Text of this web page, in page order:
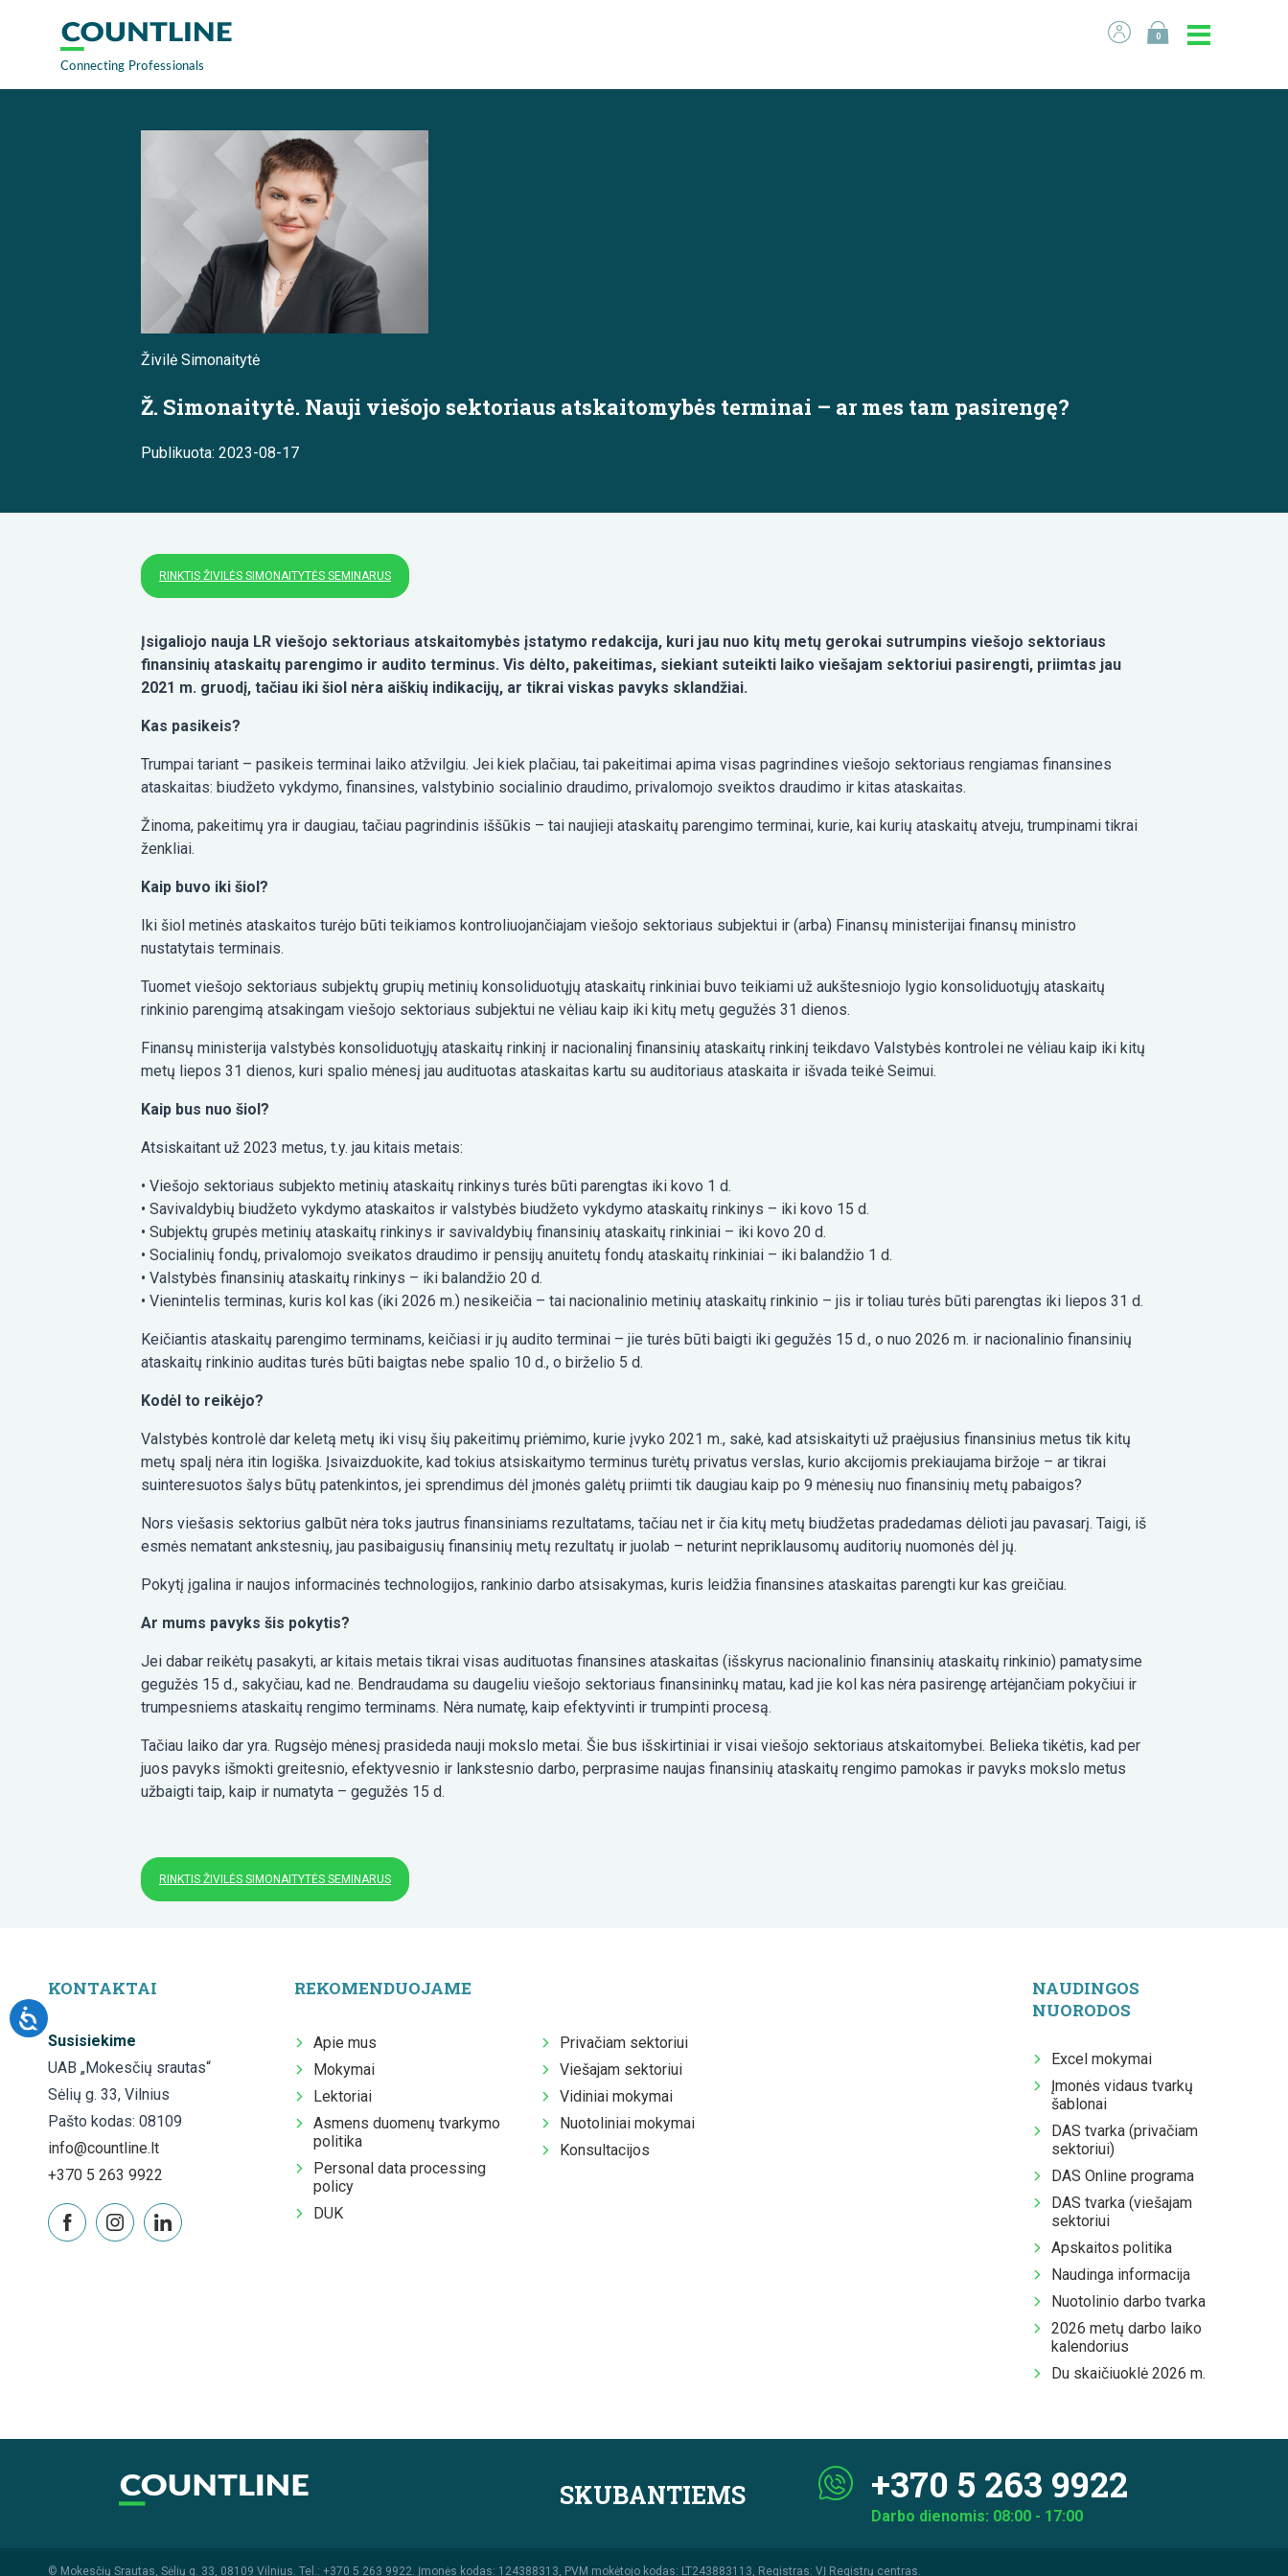
0
Živilė Simonaitytė
Ž. Simonaitytė. Nauji viešojo sektoriaus atskaitomybės terminai – ar mes tam pasirengę?
Publikuota: 2023-08-17
RINKTIS ŽIVILĖS SIMONAITYTĖS SEMINARUS
Įsigaliojo nauja LR viešojo sektoriaus atskaitomybės įstatymo redakcija, kuri jau nuo kitų metų gerokai sutrumpins viešojo sektoriaus
finansinių ataskaitų parengimo ir audito terminus. Vis dėlto, pakeitimas, siekiant suteikti laiko viešajam sektoriui pasirengti, priimtas jau
2021 m. gruodį, tačiau iki šiol nėra aiškių indikacijų, ar tikrai viskas pavyks sklandžiai.
Kas pasikeis?
Trumpai tariant – pasikeis terminai laiko atžvilgiu. Jei kiek plačiau, tai pakeitimai apima visas pagrindines viešojo sektoriaus rengiamas finansines
ataskaitas: biudžeto vykdymo, finansines, valstybinio socialinio draudimo, privalomojo sveiktos draudimo ir kitas ataskaitas.
Žinoma, pakeitimų yra ir daugiau, tačiau pagrindinis iššūkis – tai naujieji ataskaitų parengimo terminai, kurie, kai kurių ataskaitų atveju, trumpinami tikrai
ženkliai.
Kaip buvo iki šiol?
Iki šiol metinės ataskaitos turėjo būti teikiamos kontroliuojančiajam viešojo sektoriaus subjektui ir (arba) Finansų ministerijai finansų ministro
nustatytais terminais.
Tuomet viešojo sektoriaus subjektų grupių metinių konsoliduotųjų ataskaitų rinkiniai buvo teikiami už aukštesniojo lygio konsoliduotųjų ataskaitų
rinkinio parengimą atsakingam viešojo sektoriaus subjektui ne vėliau kaip iki kitų metų gegužės 31 dienos.
Finansų ministerija valstybės konsoliduotųjų ataskaitų rinkinį ir nacionalinį finansinių ataskaitų rinkinį teikdavo Valstybės kontrolei ne vėliau kaip iki kitų
metų liepos 31 dienos, kuri spalio mėnesį jau audituotas ataskaitas kartu su auditoriaus ataskaita ir išvada teikė Seimui.
Kaip bus nuo šiol?
Atsiskaitant už 2023 metus, t.y. jau kitais metais:
• Viešojo sektoriaus subjekto metinių ataskaitų rinkinys turės būti parengtas iki kovo 1 d.
• Savivaldybių biudžeto vykdymo ataskaitos ir valstybės biudžeto vykdymo ataskaitų rinkinys – iki kovo 15 d.
• Subjektų grupės metinių ataskaitų rinkinys ir savivaldybių finansinių ataskaitų rinkiniai – iki kovo 20 d.
• Socialinių fondų, privalomojo sveikatos draudimo ir pensijų anuitetų fondų ataskaitų rinkiniai – iki balandžio 1 d.
• Valstybės finansinių ataskaitų rinkinys – iki balandžio 20 d.
• Vienintelis terminas, kuris kol kas (iki 2026 m.) nesikeičia – tai nacionalinio metinių ataskaitų rinkinio – jis ir toliau turės būti parengtas iki liepos 31 d.
Keičiantis ataskaitų parengimo terminams, keičiasi ir jų audito terminai – jie turės būti baigti iki gegužės 15 d., o nuo 2026 m. ir nacionalinio finansinių
ataskaitų rinkinio auditas turės būti baigtas nebe spalio 10 d., o birželio 5 d.
Kodėl to reikėjo?
Valstybės kontrolė dar keletą metų iki visų šių pakeitimų priėmimo, kurie įvyko 2021 m., sakė, kad atsiskaityti už praėjusius finansinius metus tik kitų
metų spalį nėra itin logiška. Įsivaizduokite, kad tokius atsiskaitymo terminus turėtų privatus verslas, kurio akcijomis prekiaujama biržoje – ar tikrai
suinteresuotos šalys būtų patenkintos, jei sprendimus dėl įmonės galėtų priimti tik daugiau kaip po 9 mėnesių nuo finansinių metų pabaigos?
Nors viešasis sektorius galbūt nėra toks jautrus finansiniams rezultatams, tačiau net ir čia kitų metų biudžetas pradedamas dėlioti jau pavasarį. Taigi, iš
esmės nematant ankstesnių, jau pasibaigusių finansinių metų rezultatų ir juolab – neturint nepriklausomų auditorių nuomonės dėl jų.
Pokytį įgalina ir naujos informacinės technologijos, rankinio darbo atsisakymas, kuris leidžia finansines ataskaitas parengti kur kas greičiau.
Ar mums pavyks šis pokytis?
Jei dabar reikėtų pasakyti, ar kitais metais tikrai visas audituotas finansines ataskaitas (išskyrus nacionalinio finansinių ataskaitų rinkinio) pamatysime
gegužės 15 d., sakyčiau, kad ne. Bendraudama su daugeliu viešojo sektoriaus finansininkų matau, kad jie kol kas nėra pasirengę artėjančiam pokyčiui ir
trumpesniems ataskaitų rengimo terminams. Nėra numatę, kaip efektyvinti ir trumpinti procesą.
Tačiau laiko dar yra. Rugsėjo mėnesį prasideda nauji mokslo metai. Šie bus išskirtiniai ir visai viešojo sektoriaus atskaitomybei. Belieka tikėtis, kad per
juos pavyks išmokti greitesnio, efektyvesnio ir lankstesnio darbo, perprasime naujas finansinių ataskaitų rengimo pamokas ir pavyks mokslo metus
užbaigti taip, kaip ir numatyta – gegužės 15 d.
RINKTIS ŽIVILĖS SIMONAITYTĖS SEMINARUS
KONTAKTAI
Susisiekime
UAB „Mokesčių srautas“
Sėlių g. 33, Vilnius
Pašto kodas: 08109
info@countline.lt
+370 5 263 9922
REKOMENDUOJAME
Apie mus
Mokymai
Lektoriai
Asmens duomenų tvarkymo
politika
Personal data processing
policy
DUK
Privačiam sektoriui
Viešajam sektoriui
Vidiniai mokymai
Nuotoliniai mokymai
Konsultacijos
NAUDINGOS
NUORODOS
Excel mokymai
Įmonės vidaus tvarkų
šablonai
DAS tvarka (privačiam
sektoriui)
DAS Online programa
DAS tvarka (viešajam
sektoriui
Apskaitos politika
Naudinga informacija
Nuotolinio darbo tvarka
2026 metų darbo laiko
kalendorius
Du skaičiuoklė 2026 m.
SKUBANTIEMS +370 5 263 9922
Darbo dienomis: 08:00 - 17:00
© Mokesčių Srautas, Sėlių g. 33, 08109 Vilnius. Tel.: +370 5 263 9922. Įmonės kodas: 124388313, PVM mokėtojo kodas: LT243883113, Registras: VĮ Registrų centras.